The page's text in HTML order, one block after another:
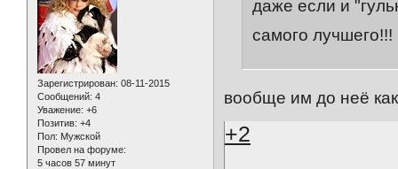
Зарегистрирован: 08-11-2015
Сообщений: 4
Уважение: +6
Позитив: +4
Пол: Мужской
Провел на форуме:
5 часов 57 минут
даже если и
самого лучшего!!!
вообще им до неё
+2